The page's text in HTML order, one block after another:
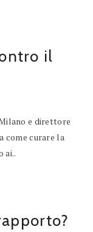
il
e direttore
come curare la
ai..